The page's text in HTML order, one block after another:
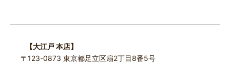
【大江戸 本店】
〒123-0873 東京都足立区扇2丁目8番5号